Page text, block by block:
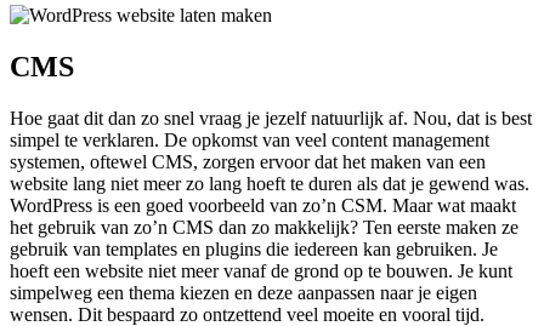
CMS
Hoe gaat dit dan zo snel vraag je jezelf natuurlijk af. Nou, dat is best
simpel te verklaren. De opkomst van veel content management
systemen, oftewel CMS, zorgen ervoor dat het maken van een
website lang niet meer zo lang hoeft te duren als dat je gewend was.
WordPress is een goed voorbeeld van zo’n CSM. Maar wat maakt
het gebruik van zo’n CMS dan zo makkelijk? Ten eerste maken ze
gebruik van templates en plugins die iedereen kan gebruiken. Je
hoeft een website niet meer vanaf de grond op te bouwen. Je kunt
simpelweg een thema kiezen en deze aanpassen naar je eigen
wensen. Dit bespaard zo ontzettend veel moeite en vooral tijd.